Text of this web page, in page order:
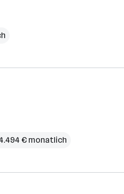
€ monatlich